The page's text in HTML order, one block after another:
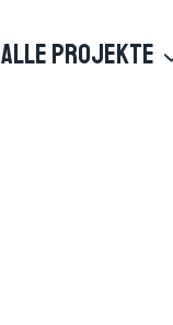
ALLE PROJEKTE